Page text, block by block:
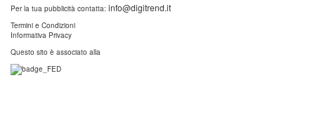
Per la tua pubblicità contatta: info@digitrend.it
Termini e Condizioni
Informativa Privacy
Questo sito è associato alla